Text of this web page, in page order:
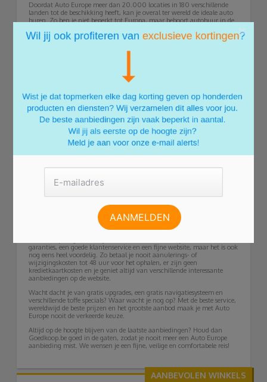
Doordat Auto Europe meer dan 20.000 locaties in 180 verschillende
landen tot de beschikking heeft, kan je overal ter wereld de ideale auto
huren. Zo ben je niet beperkt tot Europa, maar behoort autohuur in de
automerken. Wat is jouw favoriete vakantieland?
diner, zakenafspraak of gala? Ook dan ben je bij autoeurope.be op de
juiste plek. Hier huur je namelijk ook chique sportauto’s!
Wat dacht je van een stoere Ferrari, Porsche of zelfs een Aston Martin?
Het wagenpark van Auto Europe biedt voldoende keuze om de perfecte
auto te vinden. Wie wil er nu geen sportauto huren bij een speciale
gelegenheid? Zie jij jezelf al schitteren in een luxe cabriolet?
Op doorreis in Spanje, Australië, Zuid-Afrika of de Verenigde Staten?
Via Auto Europa kan je vanaf nu ook nog eens een comfortabele
camper huren, zo groot als je zelf wil. Hiermee ben je lekker flexibel en
gemakkelijk gehuurd. Begin het avontuur met je favoriete motor en
ontdek het prachtige land in alle vrijheid. Heerlijk, toch?!
garanties, een goede klantenservice en een fijne website, maar het is ook
nog eens heel voordelig. Zo betaal je nooit aanulerings- of
wijzigingskosten tot 48 uur voor het ophalen, er zijn geen
kredietkaartkosten en je geniet altijd van verschillende interessante
aanbiedingen op de website.
Wacht dacht je van gratis upgrades, een gratis navigatiesysteem en
verschillende toffe specials? Waar wacht je nog op? Met de beste service,
wereldwijd de beste prijzen en het grootste aanbod maak je met Auto
Europe nooit de verkeerde keuze.
Altijd op de hoogte blijven van de laatste aanbiedingen? Houd dan
Goedkoop.be goed in de gaten, zodat je nooit meer een Auto Europe
aanbieding mist. We wensen je een fijne, veilige en comfortabele reis!
AANBEVOLEN WINKELS
×